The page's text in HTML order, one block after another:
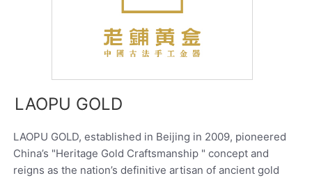
LAOPU GOLD
LAOPU GOLD, established in Beijing in 2009, pioneered
China’s "Heritage Gold Craftsmanship " concept and
reigns as the nation’s definitive artisan of ancient gold